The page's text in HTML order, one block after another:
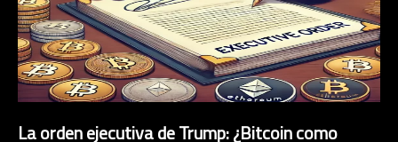
La orden ejecutiva de Trump: ¿Bitcoin como